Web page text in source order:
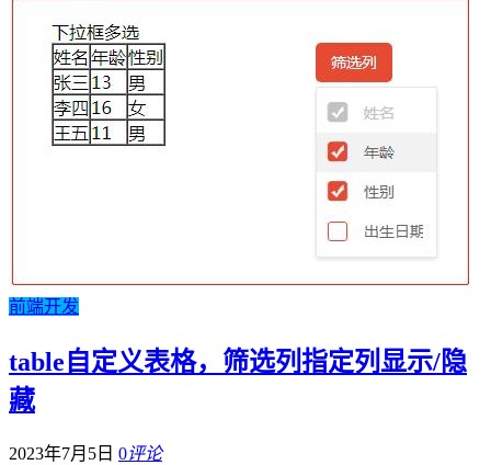
前端开发
table自定义表格，筛选列指定列显示/隐
藏
2023年7月5日 0评论